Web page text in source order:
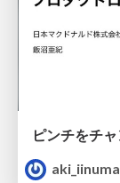
aki_iinuma